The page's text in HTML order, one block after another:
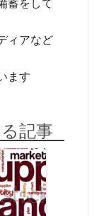
蓄をして
ィアなど
ます
記事